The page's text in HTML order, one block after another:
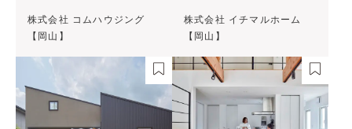
株式会社 コムハウジング
【岡山】
株式会社 イチマルホーム
【岡山】